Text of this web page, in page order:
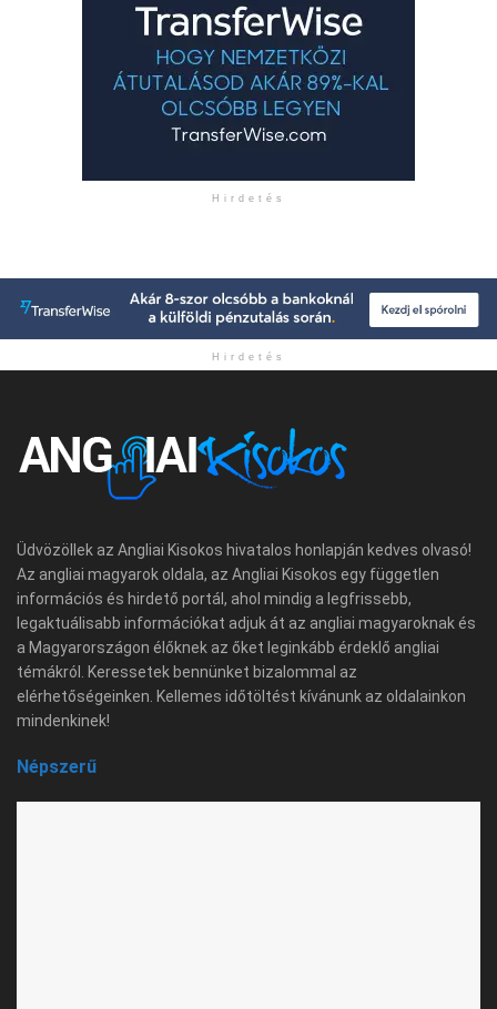
Hirdetés
Hirdetés
Üdvözöllek az Angliai Kisokos hivatalos honlapján kedves olvasó!
Az angliai magyarok oldala, az Angliai Kisokos egy független
információs és hirdető portál, ahol mindig a legfrissebb,
legaktuálisabb információkat adjuk át az angliai magyaroknak és
a Magyarországon élőknek az őket leginkább érdeklő angliai
témákról. Keressetek bennünket bizalommal az
elérhetőségeinken. Kellemes időtöltést kívánunk az oldalainkon
mindenkinek!
Népszerű